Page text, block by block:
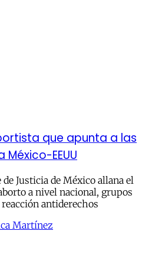
que apunta a las
EEUU
Justicia de México allana el
a nivel nacional, grupos
antiderechos
Martínez